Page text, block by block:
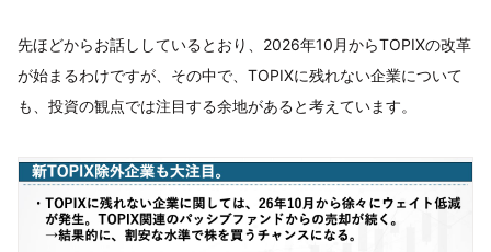
先ほどからお話ししているとおり、2026年10月からTOPIXの改革
が始まるわけですが、その中で、TOPIXに残れない企業について
も、投資の観点では注目する余地があると考えています。